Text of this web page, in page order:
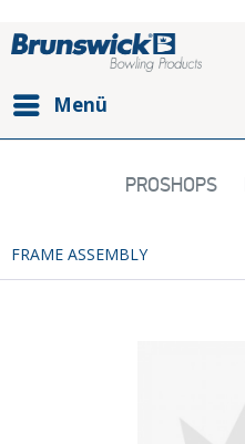
Menü
PROSHOPS
FRAME ASSEMBLY